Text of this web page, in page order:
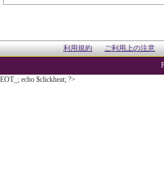
利用規約 ご利用上の注意
EOT_; echo $clickheat; ?>